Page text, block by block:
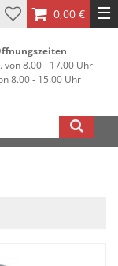
0,00 € ☰
von 8.00 - 17.00 Uhr
8.00 - 15.00 Uhr